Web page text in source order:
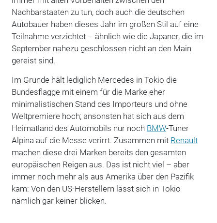
Nachbarstaaten zu tun, doch auch die deutschen
Autobauer haben dieses Jahr im großen Stil auf eine
Teilnahme verzichtet – ähnlich wie die Japaner, die im
September nahezu geschlossen nicht an den Main
gereist sind.
Im Grunde hält lediglich Mercedes in Tokio die
Bundesflagge mit einem für die Marke eher
minimalistischen Stand des Importeurs und ohne
Weltpremiere hoch; ansonsten hat sich aus dem
Heimatland des Automobils nur noch BMW-Tuner
Alpina auf die Messe verirrt. Zusammen mit Renault
machen diese drei Marken bereits den gesamten
europäischen Reigen aus. Das ist nicht viel – aber
immer noch mehr als aus Amerika über den Pazifik
kam: Von den US-Herstellern lässt sich in Tokio
nämlich gar keiner blicken.